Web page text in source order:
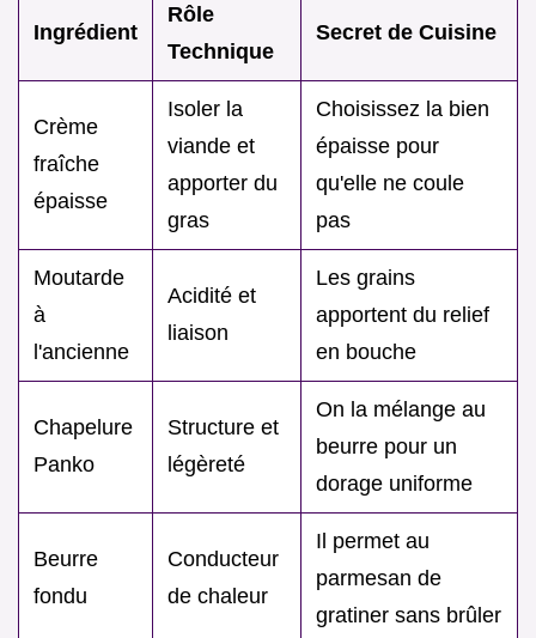
Ingrédient
Rôle
Technique
Secret de Cuisine
Crème
fraîche
épaisse
Isoler la
viande et
apporter du
gras
Choisissez la bien
épaisse pour
qu'elle ne coule
pas
Moutarde
à
l'ancienne
Acidité et
liaison
Les grains
apportent du relief
en bouche
Chapelure
Panko
Structure et
légèreté
On la mélange au
beurre pour un
dorage uniforme
Beurre
fondu
Conducteur
de chaleur
Il permet au
parmesan de
gratiner sans brûler